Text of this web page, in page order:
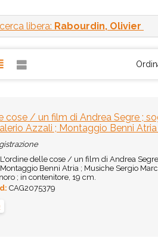
libera: Rabourdin, Olivier
cose / un film di Andrea Segre ;
Azzali ; Montaggio Benni
L'ordine delle cose / un film di Andrea
Benni Atria ; Musiche Sergio
; in contenitore, 19 cm.
CAG2075379